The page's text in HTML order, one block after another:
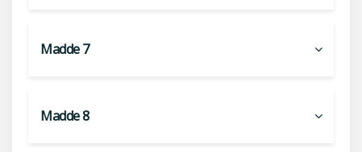
Madde 7
Madde 8